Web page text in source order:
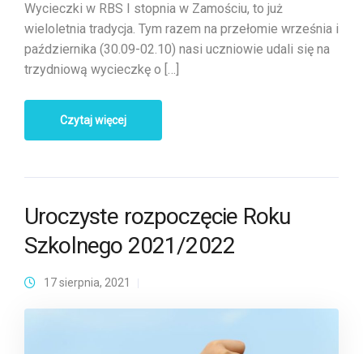
Wycieczki w RBS I stopnia w Zamościu, to już
wieloletnia tradycja. Tym razem na przełomie września i
października (30.09-02.10) nasi uczniowie udali się na
trzydniową wycieczkę o […]
Czytaj więcej
Uroczyste rozpoczęcie Roku
Szkolnego 2021/2022
17 sierpnia, 2021